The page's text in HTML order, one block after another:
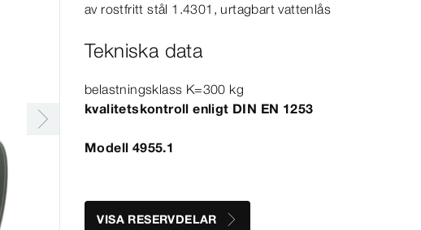
av rostfritt stål 1.4301, urtagbart vattenlås
Tekniska data
belastningsklass K=300 kg
kvalitetskontroll enligt DIN EN 1253
Modell 4955.1
VISA RESERVDELAR